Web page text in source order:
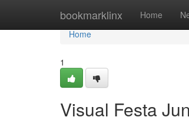
bookmarklinx Home
Home
Home
1
Visual Festa